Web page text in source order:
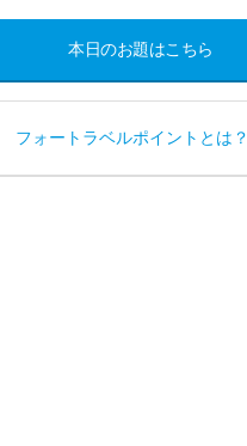
本日のお題はこちら
フォートラベルポイントとは？